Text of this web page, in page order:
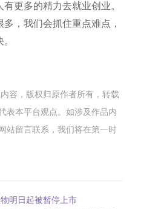
更多的精力去就业创业。
，我们会抓住重点难点，
容，版权归原作者所有，转载
表本平台观点。如涉及作品内
站留言联系，我们将在第一时
明日起被暂停上市